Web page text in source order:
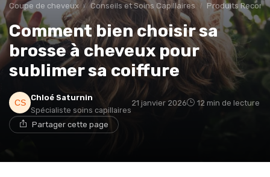
Coupe de cheveux Conseils et Soins Capillaires Produits
Comment bien choisir sa
brosse à cheveux pour
sublimer sa coiffure
Chloé Saturnin
Spécialiste soins capillaires
21 janvier 2026 12 min de lecture
Partager cette page